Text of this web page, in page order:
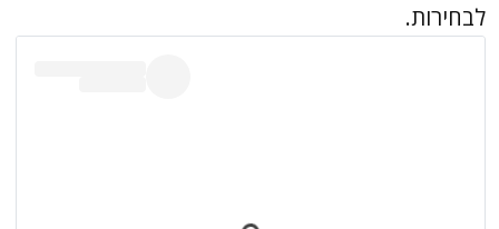
לבחירות.